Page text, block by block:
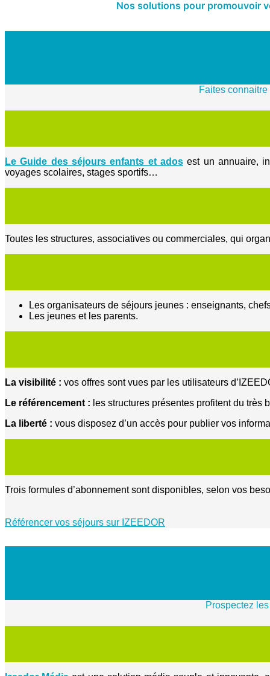
Nos solutions pour promouvoir
Faites
Le Guide des séjours enfants et adosest un annuaire,
voyages scolaires, stages sportifs…
Toutes les structures, associatives ou commerciales, qui
Les organisateurs de séjours jeunes : enseignants,
Les jeunes et les parents.
La visibilité : vos offres sont vues par les utilisateurs
Le référencement : les structures présentes profitent du
La liberté : vous disposez d’un accès pour publier vos
Trois formules d’abonnement sont disponibles, selon vos
Référencer vos séjours sur IZEEDOR
Prospectez